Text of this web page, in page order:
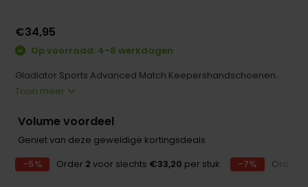
€34,95
Op voorraad: 4-8 werkdagen
Gladiator Sports Advanced Match Keepershandschoenen...
Toon meer
Volume voordeel
Geniet van deze geweldige kortingsdeals
-5%
Order 2 voor slechts €33,20 per stuk -7% Order